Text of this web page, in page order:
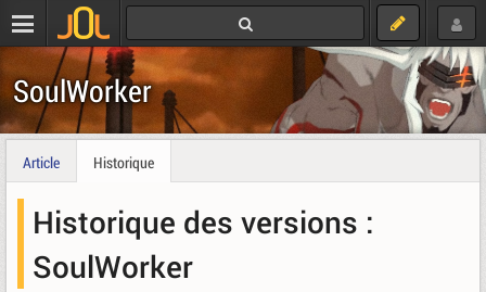
SoulWorker
Article Historique
Historique des versions :
SoulWorker